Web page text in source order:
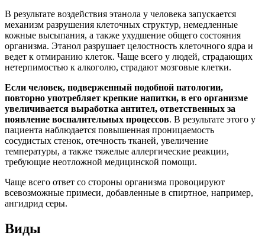
В результате воздействия этанола у человека запускается
механизм разрушения клеточных структур, немедленные
кожные высыпания, а также ухудшение общего состояния
организма. Этанол разрушает целостность клеточного ядра и
ведет к отмиранию клеток. Чаще всего у людей, страдающих
нетерпимостью к алкоголю, страдают мозговые клетки.
Если человек, подверженный подобной патологии,
повторно употребляет крепкие напитки, в его организме
увеличивается выработка антител, ответственных за
появление воспалительных процессов. В результате этого у
пациента наблюдается повышенная проницаемость
сосудистых стенок, отечность тканей, увеличение
температуры, а также тяжелые аллергические реакции,
требующие неотложной медицинской помощи.
Чаще всего ответ со стороны организма провоцируют
всевозможные примеси, добавленные в спиртное, например,
ангидрид серы.
Виды